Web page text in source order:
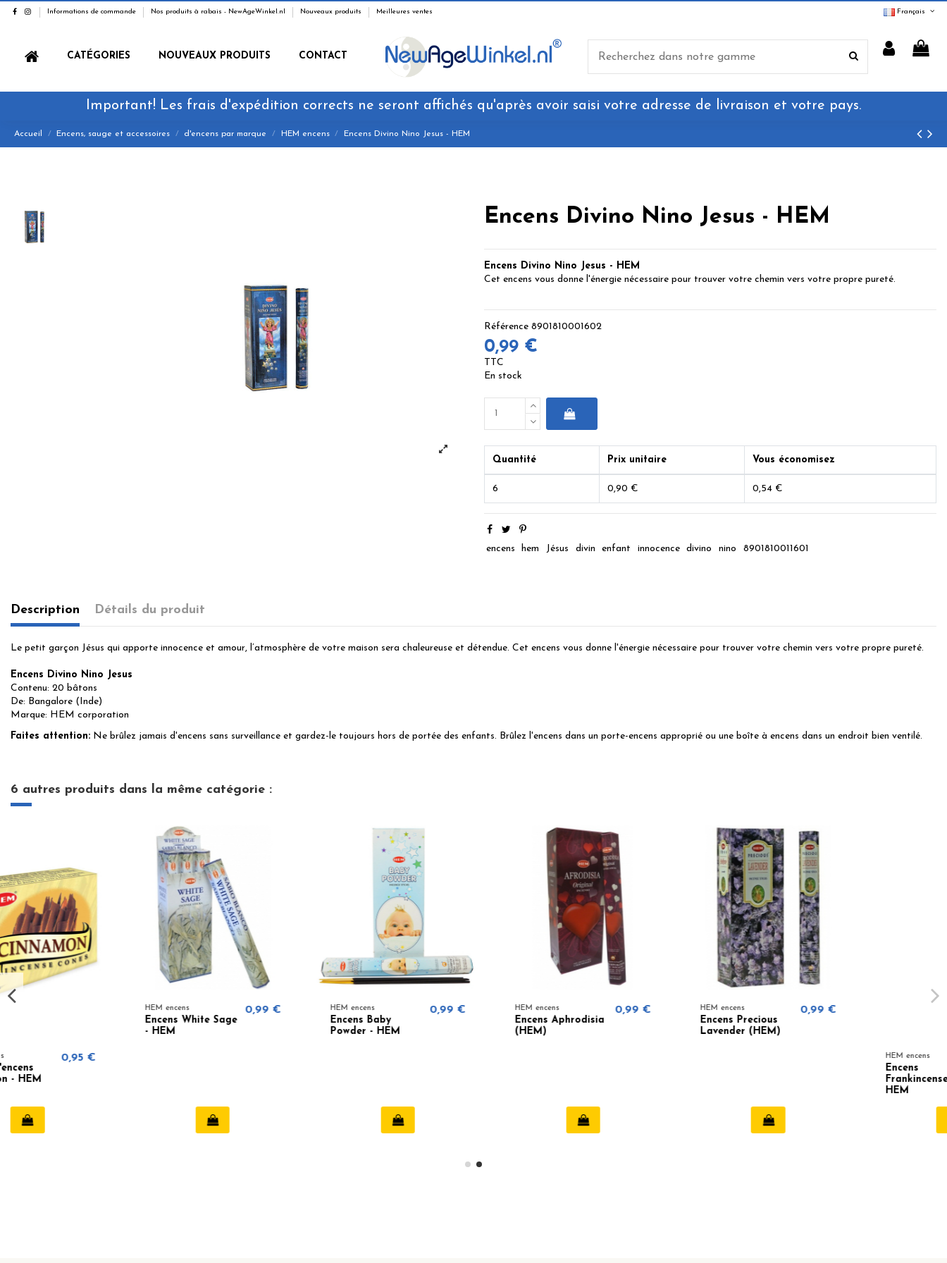
Informations de commande Nos produits à rabais - NewAgeWinkel.nl Nouveaux produits Meilleures ventes Français
CATÉGORIES NOUVEAUX PRODUITS CONTACT
Important! Les frais d'expédition corrects ne seront affichés qu'après avoir saisi votre adresse de livraison et votre pays.
Accueil Encens, sauge et accessoires d'encens par marque HEM encens Encens Divino Nino Jesus - HEM
Encens Divino Nino Jesus - HEM
Encens Divino Nino Jesus - HEM
Cet encens vous donne l'énergie nécessaire pour trouver votre chemin vers votre propre pureté.
Référence 8901810001602
0,99 €
TTC
En stock
Quantité Prix unitaire Vous économisez
6 0,90 € 0,54 €
encens hem Jésus divin enfant innocence divino nino 8901810011601
Description Détails du produit
Le petit garçon Jésus qui apporte innocence et amour, l’atmosphère de votre maison sera chaleureuse et détendue. Cet encens vous donne l'énergie nécessaire pour trouver votre chemin vers votre propre pureté.
Encens Divino Nino Jesus
Contenu: 20 bâtons
De: Bangalore (Inde)
Marque: HEM corporation
Faites attention: Ne brûlez jamais d'encens sans surveillance et gardez-le toujours hors de portée des enfants. Brûlez l'encens dans un porte-encens approprié ou une boîte à encens dans un endroit bien ventilé.
6 autres produits dans la même catégorie :
0,99 € HEM encens
Encens Baby
0,99 € HEM encens 0,99 € HEM encens
Encens Precious
0,99 €
0,99 €